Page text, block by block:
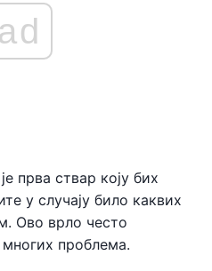
ad
прва ствар коју бих
у случају било каквих
Ово врло често
проблема.